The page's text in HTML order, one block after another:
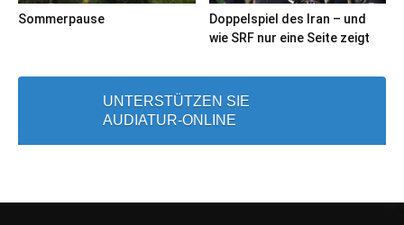
Sommerpause
Doppelspiel des Iran – und
wie SRF nur eine Seite zeigt
UNTERSTÜTZEN SIE
AUDIATUR-ONLINE